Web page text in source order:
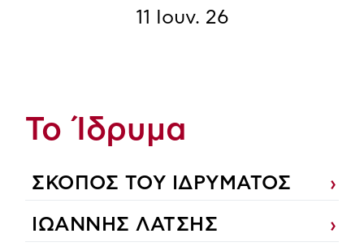
11 Ιουν. 26
Το Ίδρυμα
ΣΚΟΠΟΣ ΤΟΥ ΙΔΡΥΜΑΤΟΣ
ΙΩΑΝΝΗΣ ΛΑΤΣΗΣ